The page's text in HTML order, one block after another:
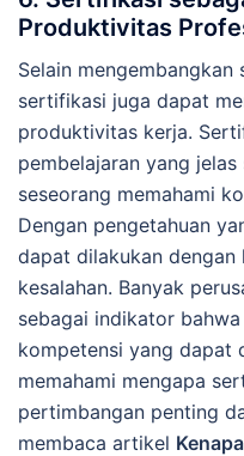
Produktivitas
Selain
sertifikasi juga dapat
produktivitas kerja.
pembelajaran yang
seseorang memahami
Dengan pengetahuan
dapat dilakukan dengan
kesalahan. Banyak
sebagai indikator
kompetensi yang dapat
memahami mengapa
pertimbangan penting
membaca artikel